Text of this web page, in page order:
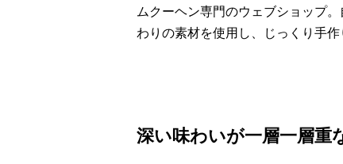
ムクーヘン専門のウェブショップ
わりの素材を使用し、じっくり手
深い味わいが一層一層重